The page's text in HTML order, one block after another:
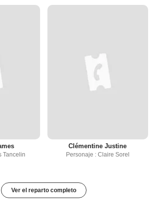
Tancelin
Clémentine Justine
Personaje : Claire Sorel
Ver el reparto completo